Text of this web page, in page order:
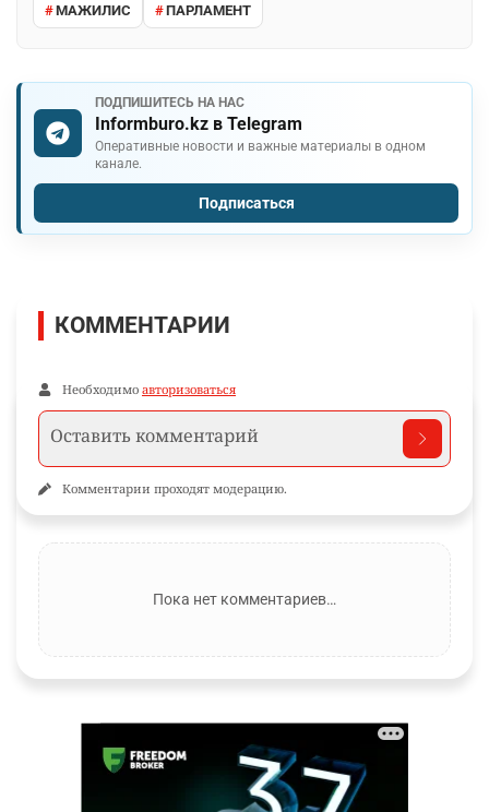
МАЖИЛИС ПАРЛАМЕНТ
ПОДПИШИТЕСЬ НА НАС
Informburo.kz в Telegram
Оперативные новости и важные материалы в одном
канале.
Подписаться
КОММЕНТАРИИ
Необходимо авторизоваться
Комментарии проходят модерацию.
Пока нет комментариев…